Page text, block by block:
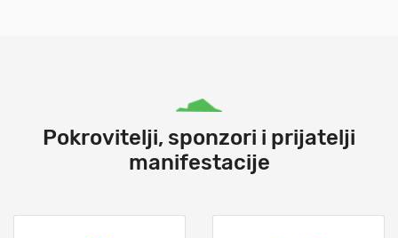
Pokrovitelji, sponzori i prijatelji
manifestacije